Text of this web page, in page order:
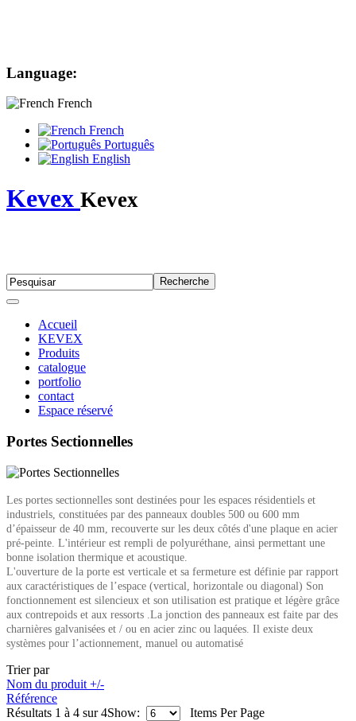
Language:
French
French
Português
English
Kevex Kevex
Accueil
KEVEX
Produits
catalogue
portfolio
contact
Espace réservé
Portes Sectionnelles
Les portes sectionnelles sont destinées pour les espaces résidentiels et
industriels, constituées par des panneaux doubles 500 ou 600 mm
d’épaisseur de 40 mm, recouverte sur les deux côtés d'une plaque en acier
pré-peinte. L'intérieur est rempli de polyuréthane, ainsi permettant une
bonne isolation thermique et acoustique.
L'ouverture de la porte est verticale et sa fermeture est définie par rapport
aux caractéristiques de l’espace (vertical, horizontale ou diagonal) Son
fonctionnement est silencieux et son utilisation est pratique et légère grâce
aux contrepoids et aux ressorts .La jonction des panneaux est faite par des
charnières galvanisées et / ou en acier zinc ou laquées. Il existe deux
systèmes pour l’actionnement, manuel ou automatisé
Trier par
Nom du produit +/-
Référence
Résultats 1 à 4 sur 4Show: Items Per Page